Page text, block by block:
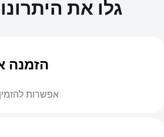
גלו את
הזמנה
אפשרות להזמין